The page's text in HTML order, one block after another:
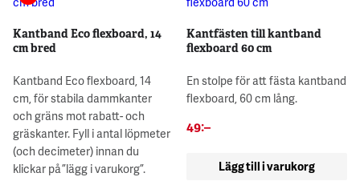
Kantband Eco flexboard, 14
cm bred
Kantband Eco flexboard, 14
cm, för stabila dammkanter
och gräns mot rabatt- och
gräskanter. Fyll i antal löpmeter
(och decimeter) innan du
klickar på ”lägg i varukorg”.
Kantfästen till kantband
flexboard 60 cm
En stolpe för att fästa kantband
flexboard, 60 cm lång.
49:–
Lägg till i varukorg